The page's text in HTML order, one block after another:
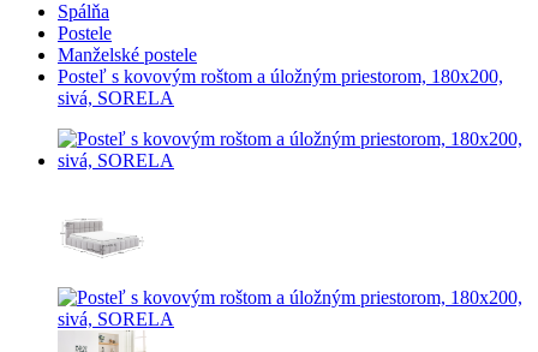
Spálňa
Postele
Manželské postele
Posteľ s kovovým roštom a úložným priestorom, 180x200,
sivá, SORELA